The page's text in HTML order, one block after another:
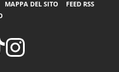
MAPPA DEL SITO
FEED RSS